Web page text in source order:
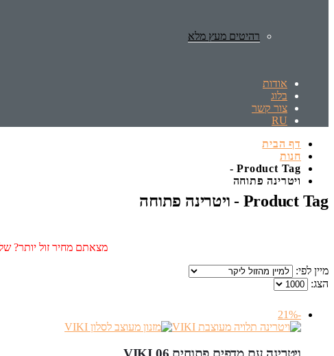
רהיטים מעץ מלא
אודות
בלוג
צור קשר
RU
דף הבית
חנות
Product Tag -
ויטרינה פתוחה
Product Tag - ויטרינה פתוחה
מצאתם מחיר זול יותר?
מיין לפי:
הצג:
-21%